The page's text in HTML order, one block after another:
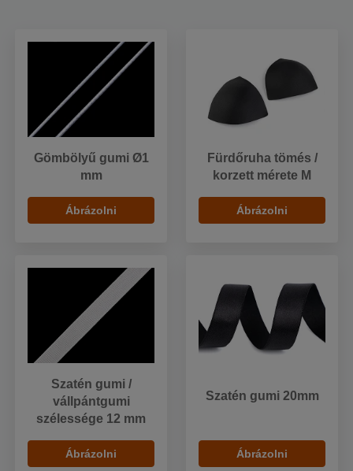
Gömbölyű gumi Ø1
mm
Ábrázolni
Fürdőruha tömés /
korzett mérete M
Ábrázolni
Szatén gumi /
vállpántgumi
szélessége 12 mm
Ábrázolni
Szatén gumi 20mm
Ábrázolni